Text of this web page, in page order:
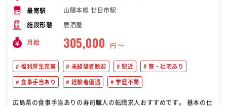
最寄駅 山陽本線 廿日市駅
施設形態 居酒屋
月給 305,000 円 〜
福利厚生充実 未経験者歓迎 駅近 寮・社宅あり
食事手当あり 経験者優遇 学歴不問
広島県の食事手当ありの寿司職人の転職求人おすすめです。 基本の仕